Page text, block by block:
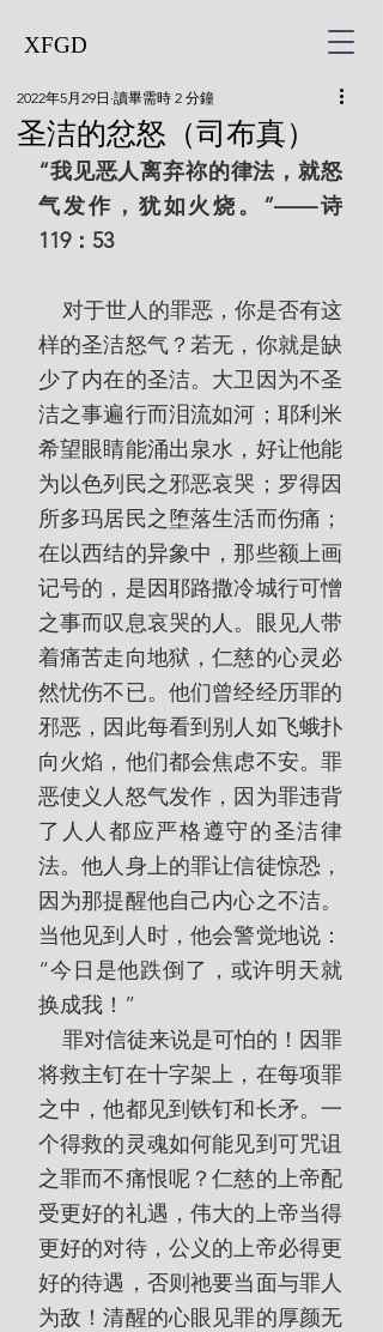
XFGD
圣洁的忿怒（司布真）
2022年5月29日 讀畢需時 2 分鐘
“我见恶人离弃祢的律法，就怒
气发作，犹如火烧。”——诗
119：53
样的圣洁怒气？若无，你就是缺
少了内在的圣洁。大卫因为不圣
洁之事遍行而泪流如河；耶利米
希望眼睛能涌出泉水，好让他能
为以色列民之邪恶哀哭；罗得因
所多玛居民之堕落生活而伤痛；
在以西结的异象中，那些额上画
记号的，是因耶路撒冷城行可憎
之事而叹息哀哭的人。眼见人带
着痛苦走向地狱，仁慈的心灵必
然忧伤不已。他们曾经经历罪的
邪恶，因此每看到别人如飞蛾扑
向火焰，他们都会焦虑不安。罪
恶使义人怒气发作，因为罪违背
了人人都应严格遵守的圣洁律
法。他人身上的罪让信徒惊恐，
因为那提醒他自己内心之不洁。
当他见到人时，他会警觉地说：
“今日是他跌倒了，或许明天就
换成我！”
将救主钉在十字架上，在每项罪
之中，他都见到铁钉和长矛。一
个得救的灵魂如何能见到可咒诅
之罪而不痛恨呢？仁慈的上帝配
受更好的礼遇，伟大的上帝当得
更好的对待，公义的上帝必得更
好的待遇，否则祂要当面与罪人
为敌！清醒的心眼见罪的厚颜无